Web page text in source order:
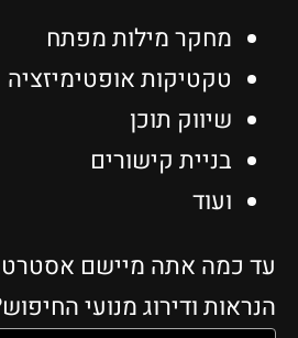
מחקר מילות מפתח
טקטיקות אופטימיזציה
שיווק תוכן
בניית קישורים
ועוד
עד כמה אתה מיישם
הנראות ודירוג מנועי